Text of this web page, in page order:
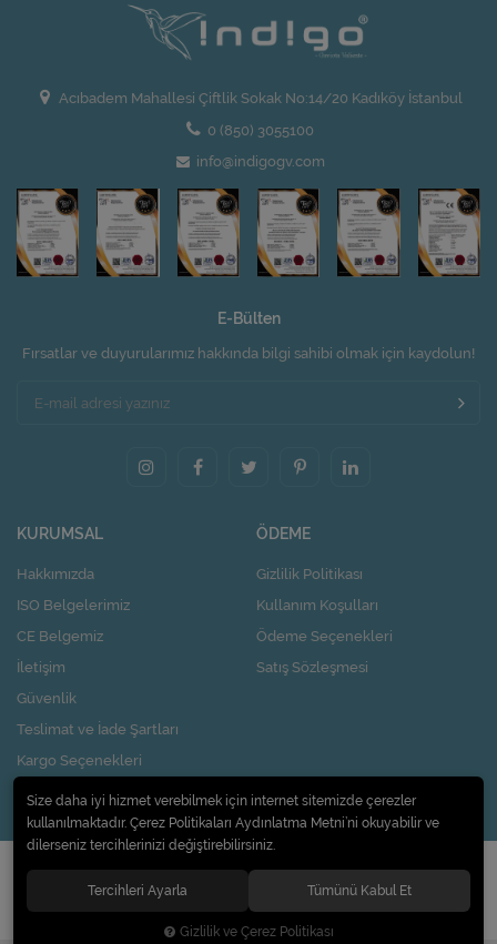
Acıbadem Mahallesi Çiftlik Sokak No:14/20 Kadıköy İstanbul
0 (850) 3055100
info@indigogv.com
E-Bülten
Fırsatlar ve duyurularımız hakkında bilgi sahibi olmak için kaydolun!
KURUMSAL
Hakkımızda
ISO Belgelerimiz
CE Belgemiz
İletişim
Güvenlik
Teslimat ve İade Şartları
Kargo Seçenekleri
Nasıl Kupon Kazanırım?
ÖDEME
Gizlilik Politikası
Kullanım Koşulları
Ödeme Seçenekleri
Satış Sözleşmesi
© 2020Pi Design İç ve Dış Ticaret Limited Şirketi. Tüm hakları saklıdır.
Size daha iyi hizmet verebilmek için internet sitemizde çerezler
kullanılmaktadır. Çerez Politikaları Aydınlatma Metni’ni okuyabilir ve
dilerseniz tercihlerinizi değiştirebilirsiniz.
Tercihleri Ayarla Tümünü Kabul Et
Gizlilik ve Çerez Politikası